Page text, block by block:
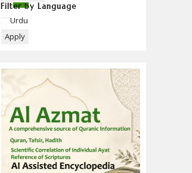
Filter by Language
Language
Urdu
Apply